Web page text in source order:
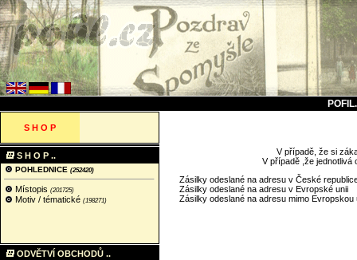
S H O P
S H O P ..
POHLEDNICE (252420)
Místopis (201725)
Motiv / tématické (198271)
ODVĚTVÍ OBCHODŮ ..
V případě, že si
V případě ,že jednotlivá
Zásilky odeslané na adresu v České
Zásilky odeslané na adresu v
Zásilky odeslané na adresu mimo